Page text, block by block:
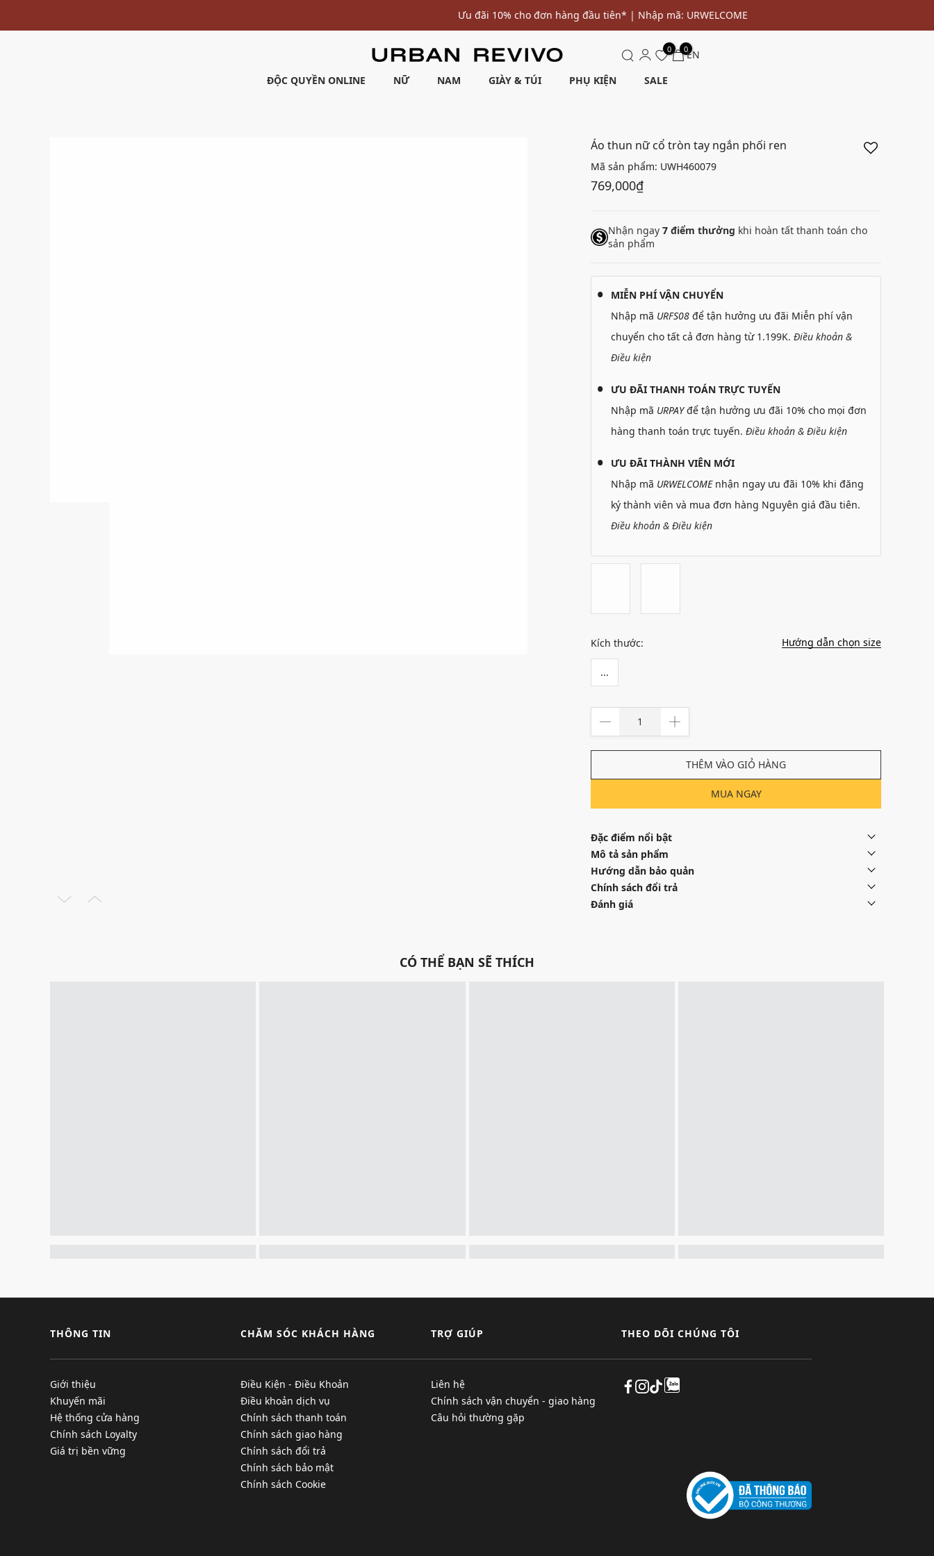
Ưu đãi 10% cho đơn hàng đầu tiên* | Nhập mã: URWELCOME
ĐỘC QUYỀN ONLINE NỮ NAM GIÀY & TÚI PHỤ KIỆN SALE
0 0EN
Áo thun nữ cổ tròn tay ngắn phối ren
Mã sản phẩm: UWH460079
769,000₫
Nhận ngay 7 điểm thưởng khi hoàn tất thanh toán cho
sản phẩm
MIỄN PHÍ VẬN CHUYỂN
Nhập mã URFS08 để tận hưởng ưu đãi Miễn phí vận
chuyển cho tất cả đơn hàng từ 1.199K. Điều khoản &
Điều kiện
ƯU ĐÃI THANH TOÁN TRỰC TUYẾN
Nhập mã URPAYđể tận hưởng ưu đãi 10% cho mọi đơn
hàng thanh toán trực tuyến. Điều khoản & Điều kiện
ƯU ĐÃI THÀNH VIÊN MỚI
Nhập mã URWELCOMEnhận ngay ưu đãi 10% khi đăng
ký thành viên và mua đơn hàng Nguyên giá đầu tiên.
Điều khoản & Điều kiện
Kích thước: Hướng dẫn chọn size
...
THÊM VÀO GIỎ HÀNG
MUA NGAY
Đặc điểm nổi bật
Mô tả sản phẩm
Hướng dẫn bảo quản
Chính sách đổi trả
Đánh giá
CÓ THỂ BẠN SẼ THÍCH
THÔNG TIN
Giới thiệu
Khuyến mãi
Hệ thống cửa hàng
Chính sách Loyalty
Giá trị bền vững
CHĂM SÓC KHÁCH HÀNG
Điều Kiện - Điều Khoản
Điều khoản dịch vụ
Chính sách thanh toán
Chính sách giao hàng
Chính sách đổi trả
Chính sách bảo mật
Chính sách Cookie
TRỢ GIÚP
Liên hệ
Chính sách vận chuyển - giao hàng
Câu hỏi thường gặp
THEO DÕI CHÚNG TÔI